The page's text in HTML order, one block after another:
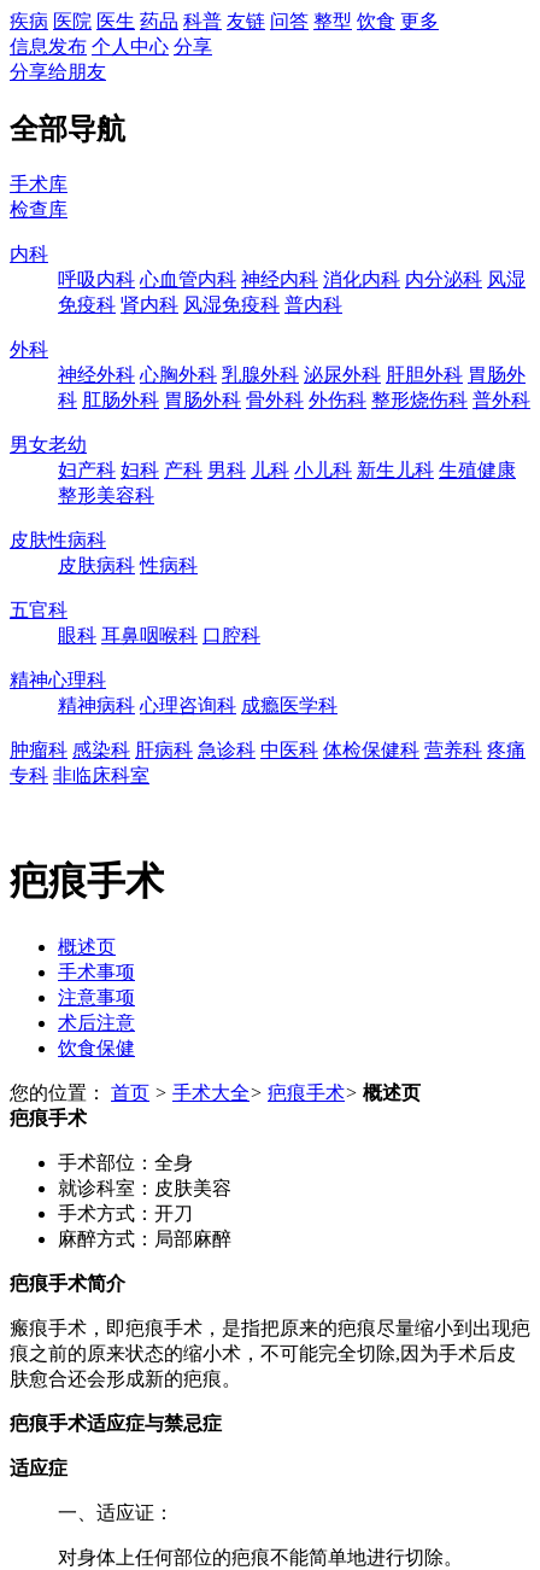
疾病 医院 医生 药品 科普 友链 问答 整型 饮食 更多
信息发布 个人中心 分享
分享给朋友
全部导航
手术库
检查库
内科
呼吸内科 心血管内科 神经内科 消化内科 内分泌科 风湿
免疫科 肾内科 风湿免疫科 普内科
外科
神经外科 心胸外科 乳腺外科 泌尿外科 肝胆外科 胃肠外
科 肛肠外科 胃肠外科 骨外科 外伤科 整形烧伤科 普外科
男女老幼
妇产科 妇科 产科 男科 儿科 小儿科 新生儿科 生殖健康
整形美容科
皮肤性病科
皮肤病科 性病科
五官科
眼科 耳鼻咽喉科 口腔科
精神心理科
精神病科 心理咨询科 成瘾医学科
肿瘤科 感染科 肝病科 急诊科 中医科 体检保健科 营养科 疼痛
专科 非临床科室
疤痕手术
概述页
手术事项
注意事项
术后注意
饮食保健
您的位置： 首页 > 手术大全> 疤痕手术> 概述页
疤痕手术
手术部位： 全身
就诊科室： 皮肤美容
手术方式： 开刀
麻醉方式： 局部麻醉
疤痕手术简介
瘢痕手术，即疤痕手术，是指把原来的疤痕尽量缩小到出现疤
痕之前的原来状态的缩小术，不可能完全切除,因为手术后皮
肤愈合还会形成新的疤痕。
疤痕手术适应症与禁忌症
适应症
一、适应证：
对身体上任何部位的疤痕不能简单地进行切除。